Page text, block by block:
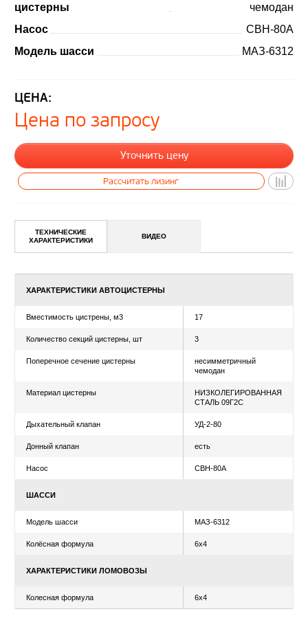
цистерны
чемодан
Насос
СВН-80А
Модель шасси
МАЗ-6312
ЦЕНА:
Цена по запросу
Уточнить цену
Рассчитать лизинг
ХАРАКТЕРИСТИКИ
ВИДЕО
ХАРАКТЕРИСТИКИ АВТОЦИСТЕРНЫ
Вместимость цистрены, м3
Количество секций цистерны, шт
Поперечное сечение цистерны
чемодан